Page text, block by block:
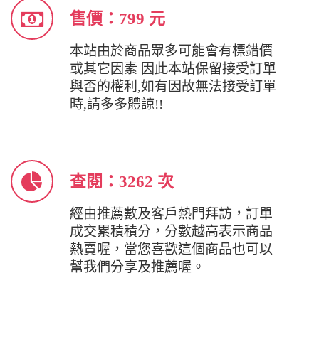
售價：799 元
本站由於商品眾多可能會有標錯價
或其它因素 因此本站保留接受訂單
與否的權利,如有因故無法接受訂單
時,請多多體諒!!
查閱：3262 次
經由推薦數及客戶熱門拜訪，訂單
成交累積積分，分數越高表示商品
熱賣喔，當您喜歡這個商品也可以
幫我們分享及推薦喔。